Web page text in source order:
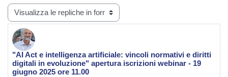
Modalità visualizzazione
"AI Act e intelligenza artificiale: vincoli normativi e diritti
digitali in evoluzione" apertura iscrizioni webinar - 19
giugno 2025 ore 11.00
Numero di risposte: 0